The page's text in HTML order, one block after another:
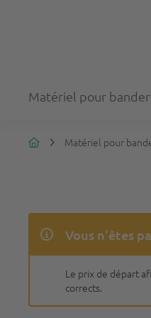
Matériel pour
Matériel pour
Vous n'êtes
Le prix de départ
corrects.